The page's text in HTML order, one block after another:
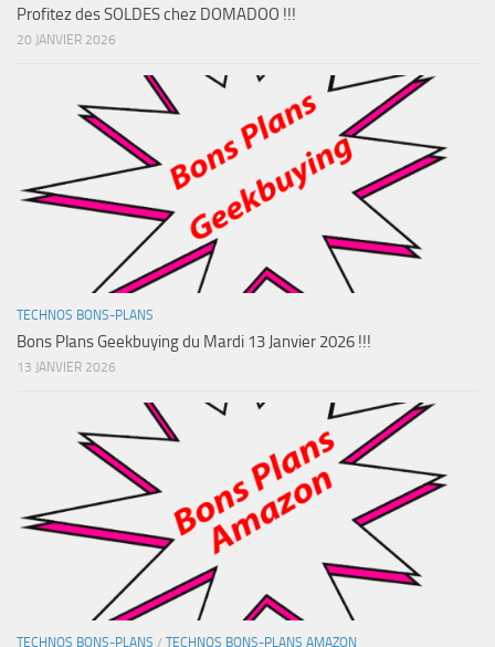
Profitez des SOLDES chez DOMADOO !!!
20 JANVIER 2026
TECHNOS BONS-PLANS
Bons Plans Geekbuying du Mardi 13 Janvier 2026 !!!
13 JANVIER 2026
TECHNOS BONS-PLANS / TECHNOS BONS-PLANS AMAZON